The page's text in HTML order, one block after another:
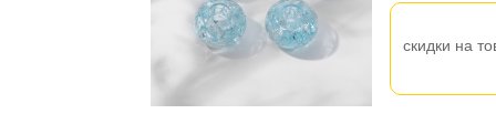
скидки на